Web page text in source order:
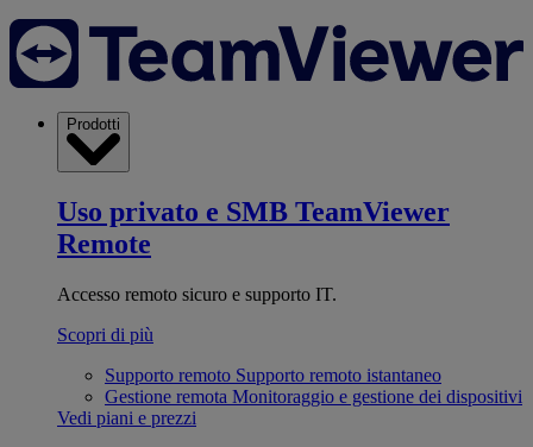
Prodotti
Uso privato e SMB TeamViewer
Remote
Accesso remoto sicuro e supporto IT.
Scopri di più
Supporto remoto Supporto remoto istantaneo
Gestione remota Monitoraggio e gestione dei dispositivi
Vedi piani e prezzi